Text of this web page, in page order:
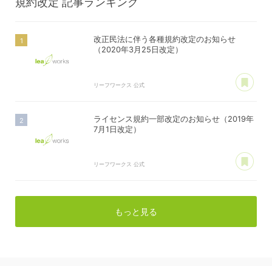
改正民法に伴う各種規約改定のお知らせ
（2020年3月25日改定）
リーフワークス 公式
ライセンス規約一部改定のお知らせ（2019年
7月1日改定）
リーフワークス 公式
もっと見る